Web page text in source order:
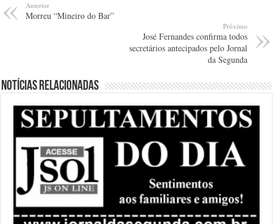
Anterior
Morreu “Mineiro do Bar”
Próximo
José Fernandes confirma todos
secretários antecipados pelo Jornal
da Segunda
Notícias relacionadas